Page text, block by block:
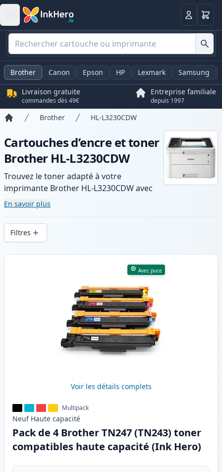
Panier
Brother Canon Epson HP Lexmark Samsung
Livraison gratuite
commandes dès 49€
Entreprise familiale
depuis 1997
Brother HL-L3230CDW
Cartouches d’encre et toner
Brother HL-L3230CDW
Trouvez le toner adapté à votre
imprimante Brother HL-L3230CDW avec
notre gamme de cartouches compatibles
et haute capacité. Profitez d’une qualité
d’impression constante et d’une livraison
rapide depuis un stock local en .
En savoir plus
Filtres
Produits
Avec puce
Voir les détails complets
Multipack
Neuf Haute capacité
Pack de 4 Brother TN247 (TN243) toner
compatibles haute capacité (Ink Hero)